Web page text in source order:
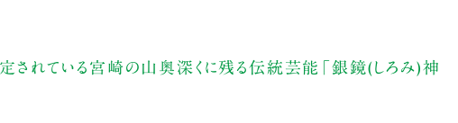
されている宮崎の山奥深くに残る伝統芸能「銀鏡(しろみ)神